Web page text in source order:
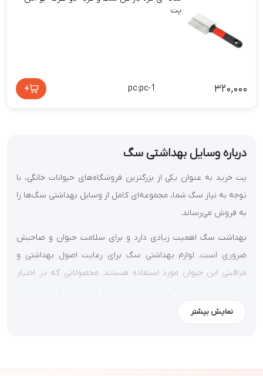
پت
۳۲۰,۰۰۰ pc:pc-1
+
درباره وسایل بهداشتی سگ
پت خرید به عنوان یکی از بزرگترین فروشگاه‌های حیوانات خانگی، با
توجه به نیاز سگ شما، مجموعه‌ای کامل از وسایل بهداشتی سگ‌ها را
به فروش می‌رساند.
بهداشت سگ اهمیت زیادی دارد و برای سلامت حیوان و صاحبش
ضروری است. لوازم بهداشتی سگ برای رعایت اصول بهداشتی و
مراقبتی این حیوان مورد استفاده هستند. محصولاتی که در اختیار
کیفیت زندگی بهتری برای سگ خود ایجاد کنند.
خرید با فروش لوازم آرایشی و بهداشتی باکیفیت که بیشترین کارایی
نمایش بیشتر